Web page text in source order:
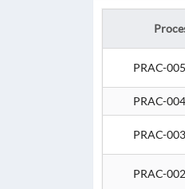
PRAC-
PRAC-
PRAC-
PRAC-